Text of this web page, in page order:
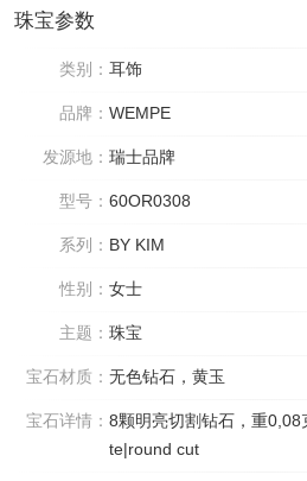
珠宝参数
类别： 耳饰
品牌： WEMPE
发源地： 瑞士品牌
型号： 60OR0308
系列： BY KIM
性别： 女士
主题： 珠宝
宝石材质： 无色钻石，黄玉
宝石详情： 8颗明亮切割钻石，重
te|round cut